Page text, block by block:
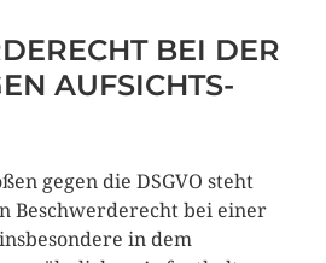
BEI DER
AUFSICHTS­
gegen die DSGVO steht
Beschwerderecht bei einer
in dem